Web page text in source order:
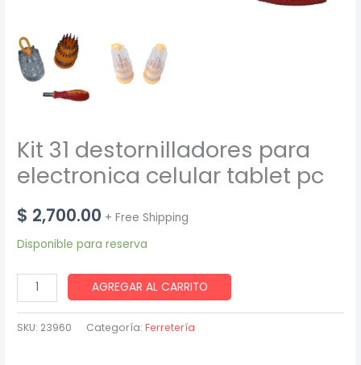
Kit 31 destornilladores para
electronica celular tablet pc
$ 2,700.00 + Free Shipping
Disponible para reserva
31
destornilladores
AGREGAR AL CARRITO
SKU: 23960 Categoría:Ferretería